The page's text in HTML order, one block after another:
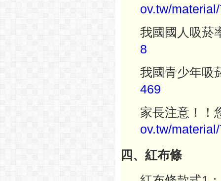
ov.tw/material/
我國國人吸菸
8
我國青少年吸
469
家長注意！！
ov.tw/material/
四、紅布條